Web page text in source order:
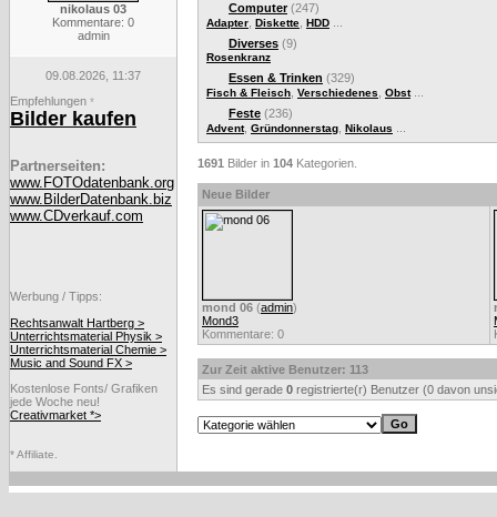
nikolaus 03
Kommentare: 0
admin
09.08.2026, 11:37
Empfehlungen *
Bilder kaufen
Partnerseiten:
www.FOTOdatenbank.org
www.BilderDatenbank.biz
www.CDverkauf.com
Werbung / Tipps:
Rechtsanwalt Hartberg >
Unterrichtsmaterial Physik >
Unterrichtsmaterial Chemie >
Music and Sound FX >
Kostenlose Fonts/ Grafiken
jede Woche neu!
Creativmarket *>
* Affiliate.
Computer(247)
Adapter Diskette HDD
Diverses (9)
Rosenkranz
Essen & Trinken (329)
Fisch & Fleisch Verschiedenes Obst...
Feste (236)
Advent, Gründonnerstag Nikolaus
1691 Bilder in 104 Kategorien.
Neue Bilder
mond 06 (admin)
Mond3
Kommentare: 0
Zur Zeit aktive Benutzer: 113
Es sind gerade 0 registrierte(r) Benutzer (0 davon